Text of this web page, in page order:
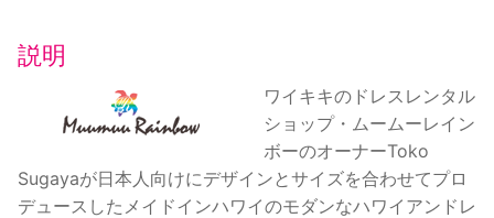
ス・
ト
ド
説明
ワイキキのドレスレンタル
ショップ・ムームーレイン
ボーのオーナーToko
Sugayaが日本人向けにデザインとサイズを合わせてプロ
デュースしたメイドインハワイのモダンなハワイアンドレ